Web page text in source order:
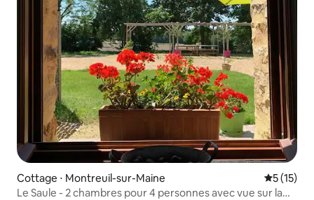
Cottage ⋅ Montreuil-sur-Maine
5 (15)
Le Saule - 2 chambres pour 4 personnes avec vue sur la